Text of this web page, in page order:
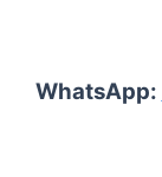
WhatsApp: